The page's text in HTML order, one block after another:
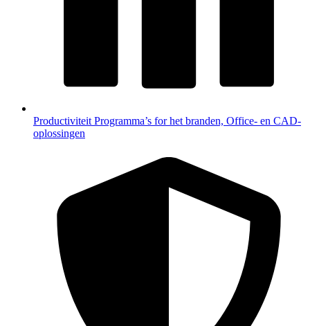
Productiviteit Programma’s for het branden, Office- en CAD-
oplossingen